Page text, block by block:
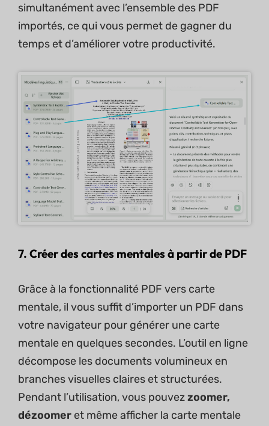
simultanément avec l’ensemble des PDF
importés, ce qui vous permet de gagner du
temps et d’améliorer votre productivité.
7. Créer des cartes mentales à partir de PDF
Grâce à la fonctionnalité PDF vers carte
mentale, il vous suffit d’importer un PDF dans
votre navigateur pour générer une carte
mentale en quelques secondes. L’outil en ligne
décompose les documents volumineux en
branches visuelles claires et structurées.
Pendant l’utilisation, vous pouvezzoomer,
dézoomer et même afficher la carte mentale